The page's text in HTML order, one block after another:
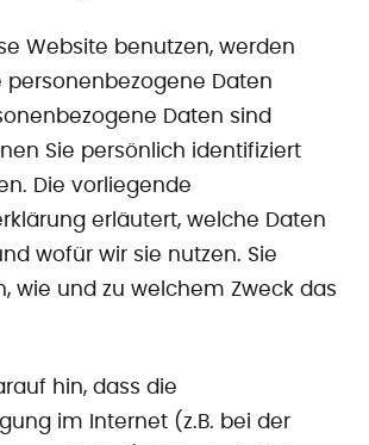
Website benutzen, werden
personenbezogene Daten
Daten sind
Sie persönlich identifiziert
Die vorliegende
erläutert, welche Daten
wofür wir sie nutzen. Sie
wie und zu welchem Zweck das
hin, dass die
im Internet (z.B. bei der